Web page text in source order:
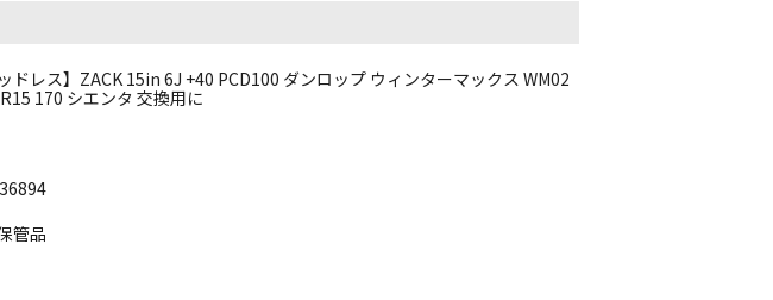
ッドレス】ZACK 15in 6J +40 PCD100 ダンロップ ウィンターマックス WM02
170 シエンタ 交換用に
管品